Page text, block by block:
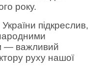
року.
підкреслив,
— важливий
руху нашої